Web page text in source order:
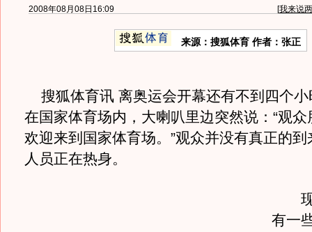
2008年08月08日16:09 [我来说
来源：搜狐体育 作者：张正
搜狐体育讯 离奥运会开幕还有不到四个小
在国家体育场内，大喇叭里边突然说：“观
欢迎来到国家体育场。”观众并没有真正的
人员正在热身。
现
有一